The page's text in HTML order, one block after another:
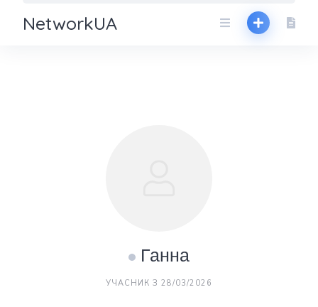
NetworkUA
Ганна
УЧАСНИК З 28/03/2026